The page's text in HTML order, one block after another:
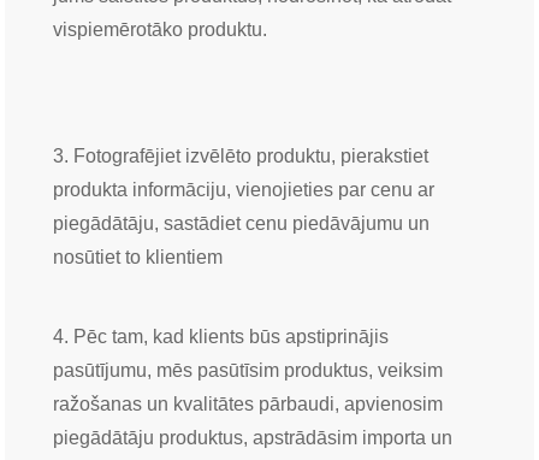
vispiemērotāko produktu.
3. Fotografējiet izvēlēto produktu, pierakstiet
produkta informāciju, vienojieties par cenu ar
piegādātāju, sastādiet cenu piedāvājumu un
nosūtiet to klientiem
4. Pēc tam, kad klients būs apstiprinājis
pasūtījumu, mēs pasūtīsim produktus, veiksim
ražošanas un kvalitātes pārbaudi, apvienosim
piegādātāju produktus, apstrādāsim importa un